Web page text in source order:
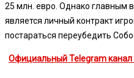
25 млн. евро. Однако главным
является личный контракт
постараться переубедить
Официальный Telegram канал